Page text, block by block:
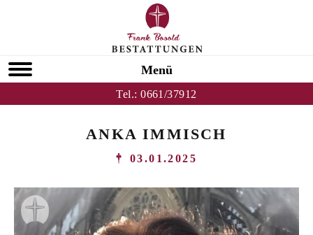
Menü
Tel.:0661/37912
ANKA IMMISCH
03.01.2025